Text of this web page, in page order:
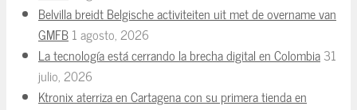
Belvilla breidt Belgische activiteiten uit met de overname van
GMFB1 agosto, 2026
La tecnología está cerrando la brecha digital en Colombia31
julio, 2026
Ktronix aterriza en Cartagena con su primera tienda en